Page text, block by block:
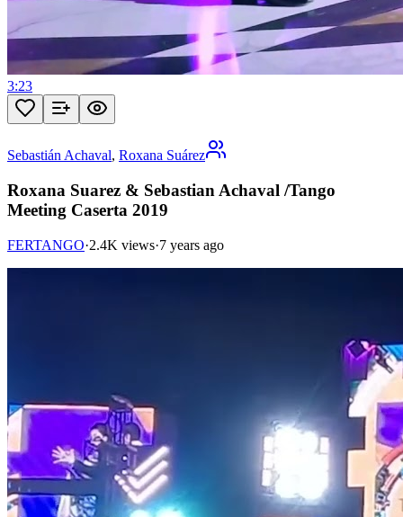
3:23
Sebastián Achaval, Roxana Suárez
Roxana Suarez & Sebastian Achaval /Tango
Meeting Caserta 2019
FERTANGO·2.4K views·7 years ago